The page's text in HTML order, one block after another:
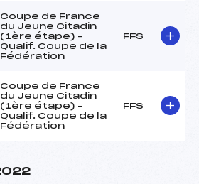
Coupe de France
du Jeune Citadin
(1ère étape) –
Qualif. Coupe de la
Fédération
FFS
Coupe de France
du Jeune Citadin
(1ère étape) –
Qualif. Coupe de la
Fédération
FFS